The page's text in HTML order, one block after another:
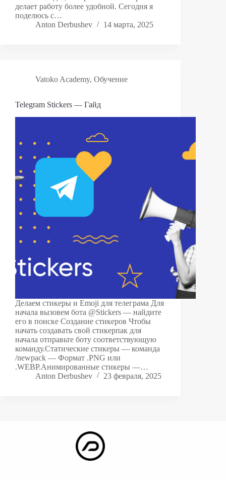
делает работу более удобной. Сегодня я
поделюсь с…
Anton Derbushev
14 марта, 2025
Vatoko Academy, Обучение
Telegram Stickers — Гайд
Делаем стикеры и Emoji для телеграма Для
начала вызовем бота @Stickers — найдите
его в поиске Создание стикеров Чтобы
начать создавать свой стикерпак для
начала отправьте боту соответствующую
команду.Статические стикеры — команда
/newpack — Формат .PNG или
.WEBP.Анимированные стикеры —…
Anton Derbushev
23 февраля, 2025